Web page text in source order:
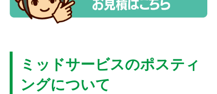
ミッドサービスのポスティ
ングについて